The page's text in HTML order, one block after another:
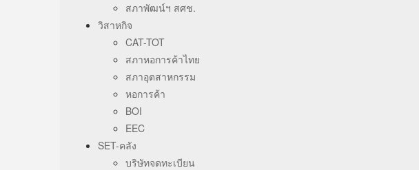
สภาพัฒน์ฯ สศช.
วิสาหกิจ
CAT-TOT
สภาหอการค้าไทย
สภาอุตสาหกรรม
หอการค้า
BOI
EEC
SET-คลัง
บริษัทจดทะเบียน